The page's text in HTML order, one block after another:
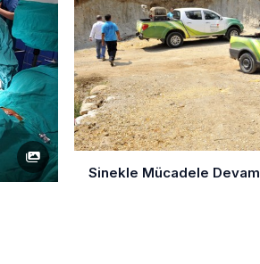
Sinekle Mücadele Devam